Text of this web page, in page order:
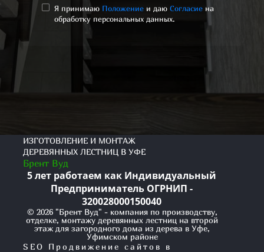
Я принимаю Положение и даю Согласие на
обработку персональных данных.
ИЗГОТОВЛЕНИЕ И МОНТАЖ
ДЕРЕВЯННЫХ ЛЕСТНИЦ В УФЕ
Брент Вуд
5 лет работаем как Индивидуальный
Предприниматель ОГРНИП -
320028000150040
© 2026 "Брент Вуд" - компания по производству,
отделке, монтажу деревянных лестниц на второй
этаж для загородного дома из дерева в Уфе,
Уфимском районе
SEO Продвижение сайтов в